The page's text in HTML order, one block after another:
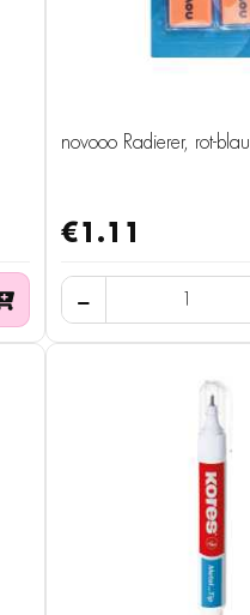
novooo Radierer, rot-blau
€1.11